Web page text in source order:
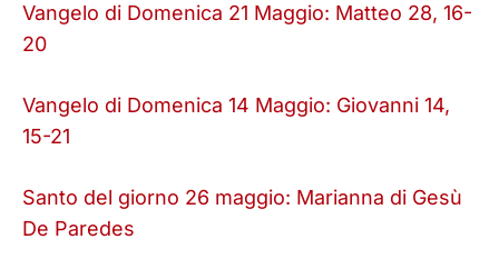
Vangelo di Domenica 21 Maggio: Matteo 28, 16-
20
Vangelo di Domenica 14 Maggio: Giovanni 14,
15-21
Santo del giorno 26 maggio: Marianna di Gesù
De Paredes